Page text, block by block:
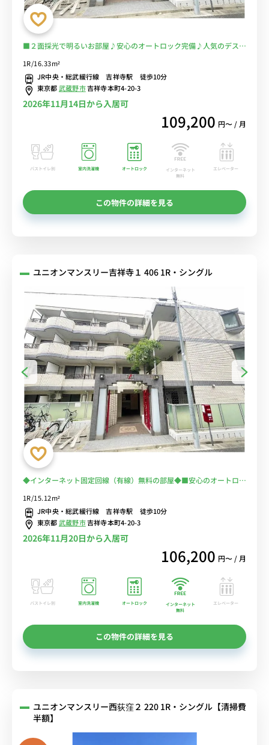
■２面採光で明るいお部屋♪安心のオートロック完備♪人気のデスク
＆チェア付き♪■吉祥寺の出張・研修におススメ！電車通勤を回避し
て安心♪駅前で買い物すれば自炊もラクラク！■選べるWi-Fi格安レ
ンタル中！
1R/16.33m²
JR中央・総武緩行線 吉祥寺駅 徒歩10分
東京都武蔵野市吉祥寺本町4-20-3
2026年11月14日から入居可
109,200 円〜 / 月
バストイレ別 室内洗濯機 オートロック
インターネット
無料
エレベーター
この物件の詳細を見る
ユニオンマンスリー吉祥寺１ 406 1R・シングル
◆インターネット固定回線（有線）無料の部屋◆■安心のオートロッ
２ドア冷蔵庫でたっぷり収納♪■JR線、京王線の利用が可能/東京・
新宿まで乗換なしでアクセス/井の頭公園で過ごす休日も魅力的
1R/15.12m²
JR中央・総武緩行線 吉祥寺駅 徒歩10分
東京都武蔵野市吉祥寺本町4-20-3
2026年11月20日から入居可
106,200 円〜 / 月
バストイレ別 室内洗濯機 オートロック
インターネット
無料
エレベーター
この物件の詳細を見る
ユニオンマンスリー西荻窪２ 220 1R・シングル【清掃費
半額】